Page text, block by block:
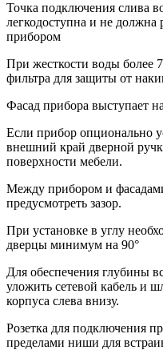
Точка подключения слива
легкодоступна и не должна
прибором
При жесткости воды более
фильтра для защиты от
Фасад прибора выступает
Если прибор опционально
внешний край дверной
поверхности мебели.
Между прибором и
предусмотреть зазор.
При установке в углу
дверцы минимум на 90°
Для обеспечения глубины
уложить сетевой кабель и
корпуса слева внизу.
Розетка для подключения
пределами ниши для